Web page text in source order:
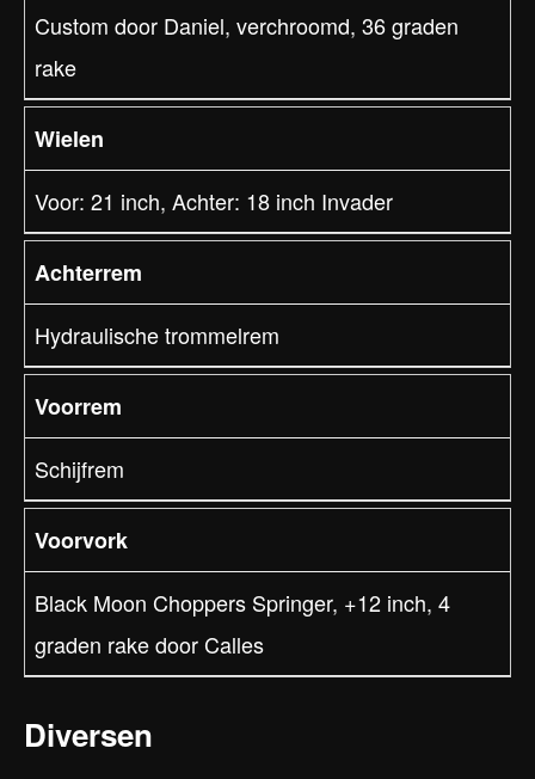
Custom door Daniel, verchroomd, 36 graden
rake
Wielen
Voor: 21 inch, Achter: 18 inch Invader
Achterrem
Hydraulische trommelrem
Voorrem
Schijfrem
Voorvork
Black Moon Choppers Springer, +12 inch, 4
graden rake door Calles
Diversen